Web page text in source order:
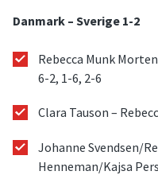
Danmark – Sverige 1-2
Rebecca Munk
6-2, 1-6, 2-6
Clara Tauson –
Johanne Svendsen/
Henneman/Kajsa